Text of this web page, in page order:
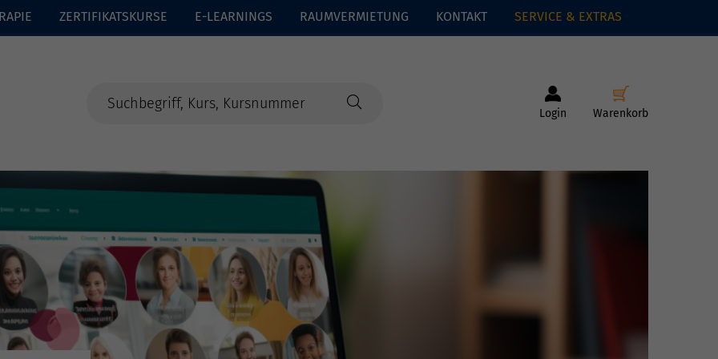
ZERTIFIKATSKURSE E-LEARNINGS RAUMVERMIETUNG KONTAKT SERVICE & EXTRAS
Login Warenkorb